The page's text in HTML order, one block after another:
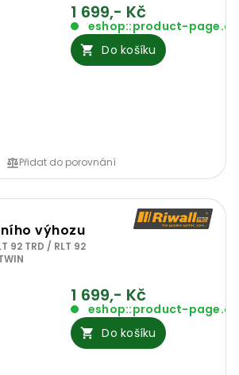
1 699,- Kč
eshop::product-
Do košíku
Přidat do porovnání
výhozu
92 TRD / RLT 92
1 699,- Kč
eshop::product-
Do košíku